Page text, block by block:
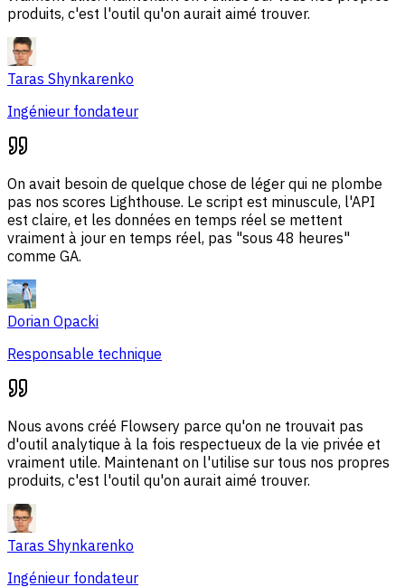
produits, c'est l'outil qu'on aurait aimé trouver.
Taras Shynkarenko
Ingénieur fondateur
On avait besoin de quelque chose de léger qui ne plombe
pas nos scores Lighthouse. Le script est minuscule, l'API
est claire, et les données en temps réel se mettent
vraiment à jour en temps réel, pas "sous 48 heures"
comme GA.
Dorian Opacki
Responsable technique
Nous avons créé Flowsery parce qu'on ne trouvait pas
d'outil analytique à la fois respectueux de la vie privée et
vraiment utile. Maintenant on l'utilise sur tous nos propres
produits, c'est l'outil qu'on aurait aimé trouver.
Taras Shynkarenko
Ingénieur fondateur